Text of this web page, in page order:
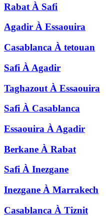
Rabat À Safi
Agadir À Essaouira
Casablanca À tetouan
Safi À Agadir
Taghazout À Essaouira
Safi À Casablanca
Essaouira À Agadir
Berkane À Rabat
Safi À Inezgane
Inezgane À Marrakech
Casablanca À Tiznit